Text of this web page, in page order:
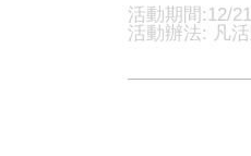
活動期間:12/
活動辦法: 凡